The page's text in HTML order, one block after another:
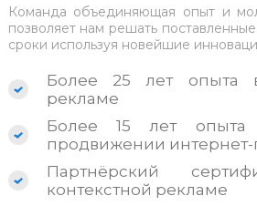
Команда объединяющая опыт и
позволяет нам решать
сроки используя новейшие
Более 25 лет опыта
рекламе
Более 15 лет
продвижении интернет-
Партнёрский
контекстной рекламе